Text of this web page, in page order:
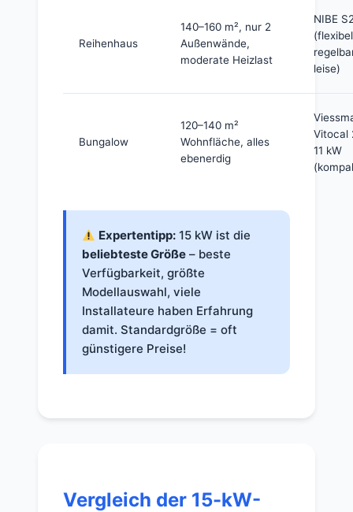
Reihenhaus
140–160 m², nur 2
Außenwände,
moderate Heizlast
NIBE
(flexibel
leise)
Bungalow
120–140 m²
Wohnfläche, alles
ebenerdig
Vitocal
11 kW
Expertentipp: 15 kW ist die
beliebteste Größe – beste
Verfügbarkeit, größte
Modellauswahl, viele
Installateure haben Erfahrung
damit. Standardgröße = oft
günstigere Preise!
Vergleich der 15-kW-